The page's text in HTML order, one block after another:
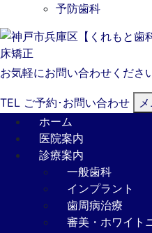
予防歯科
お気軽にお問い合わせくださ
TEL ご予約･ お問い合わせ
ホーム
医院案内
診療案内
一般歯科
インプラント
歯周病治療
審美・ホワイト